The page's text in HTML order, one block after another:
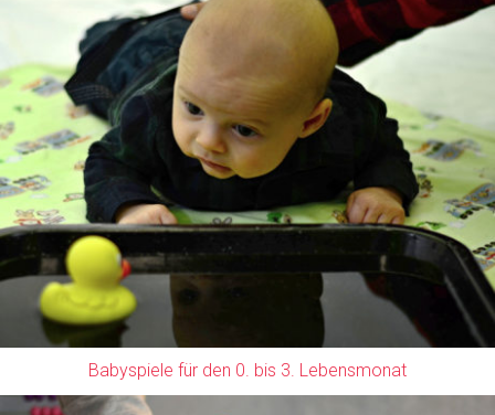
Babyspiele für den 0. bis 3. Lebensmonat